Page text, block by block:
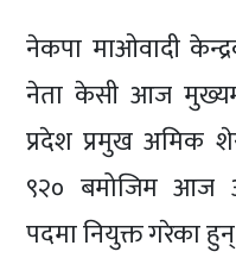
नेकपा माओवादी
नेता केसी आज
प्रदेश प्रमुख अमिक
९२० बमोजिम आज
पदमा नियुक्त गरेका